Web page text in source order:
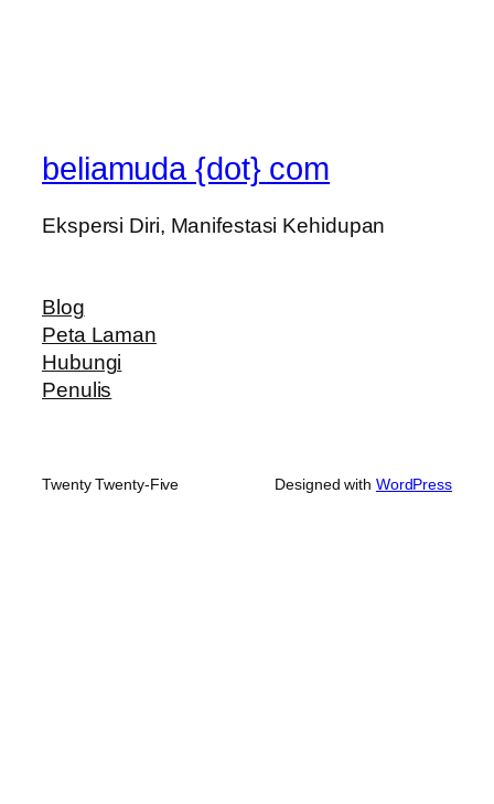
beliamuda {dot} com
Ekspersi Diri, Manifestasi Kehidupan
Blog
Peta Laman
Hubungi
Penulis
Twenty Twenty-Five Designed with WordPress